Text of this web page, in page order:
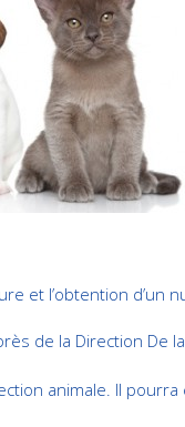
et l’obtention d’un
de la Direction
animale. Il